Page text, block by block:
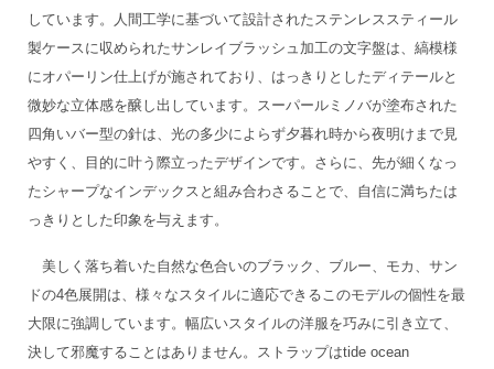
しています。人間工学に基づいて設計されたステンレススティール
製ケースに収められたサンレイブラッシュ加工の文字盤は、縞模様
にオパーリン仕上げが施されており、はっきりとしたディテールと
微妙な立体感を醸し出しています。スーパールミノバが塗布された
四角いバー型の針は、光の多少によらず夕暮れ時から夜明けまで見
やすく、目的に叶う際立ったデザインです。さらに、先が細くなっ
たシャープなインデックスと組み合わさることで、自信に満ちたは
っきりとした印象を与えます。
美しく落ち着いた自然な色合いのブラック、ブルー、モカ、サン
ドの4色展開は、様々なスタイルに適応できるこのモデルの個性を最
大限に強調しています。幅広いスタイルの洋服を巧みに引き立て、
決して邪魔することはありません。ストラップはtide ocean